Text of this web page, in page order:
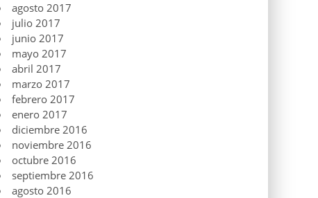
agosto 2017
julio 2017
junio 2017
mayo 2017
abril 2017
marzo 2017
febrero 2017
enero 2017
diciembre 2016
noviembre 2016
octubre 2016
septiembre 2016
agosto 2016